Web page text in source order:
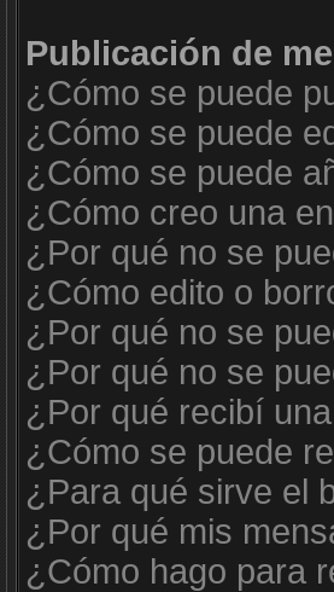
Publicación de
¿Cómo se puede
¿Cómo se puede
¿Cómo se puede
¿Cómo creo una
¿Por qué no se
¿Cómo edito o
¿Por qué no se
¿Por qué no se
¿Por qué recibí
¿Cómo se puede
¿Para qué sirve el
¿Por qué mis
¿Cómo hago para